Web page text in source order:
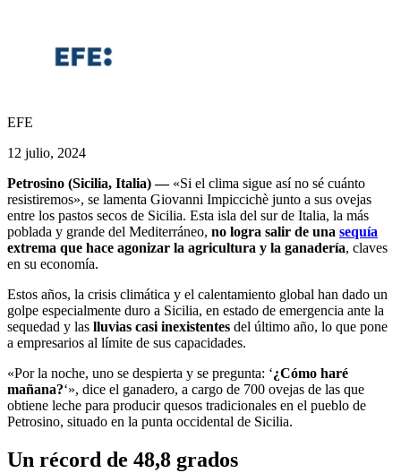
EFE
12 julio, 2024
Petrosino (Sicilia, Italia) — «Si el clima sigue así no sé cuánto
resistiremos», se lamenta Giovanni Impiccichè junto a sus ovejas
entre los pastos secos de Sicilia. Esta isla del sur de Italia, la más
poblada y grande del Mediterráneo, no logra salir de una sequía
extrema que hace agonizar la agricultura y la ganadería, claves
en su economía.
Estos años, la crisis climática y el calentamiento global han dado un
golpe especialmente duro a Sicilia, en estado de emergencia ante la
sequedad y las lluvias casi inexistentes del último año, lo que pone
a empresarios al límite de sus capacidades.
«Por la noche, uno se despierta y se pregunta: ‘¿Cómo haré
mañana?‘», dice el ganadero, a cargo de 700 ovejas de las que
obtiene leche para producir quesos tradicionales en el pueblo de
Petrosino, situado en la punta occidental de Sicilia.
Un récord de 48,8 grados